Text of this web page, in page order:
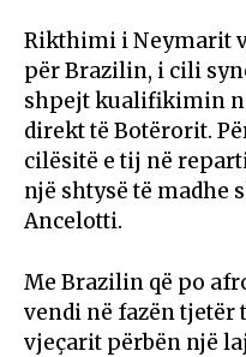
Rikthimi i Neymarit
për Brazilin, i cili
shpejt kualifikimin
direkt të Botërorit.
cilësitë e tij në
një shtysë të madhe
Ancelotti.
Me Brazilin që po
vendi në fazën
vjeçarit përbën një